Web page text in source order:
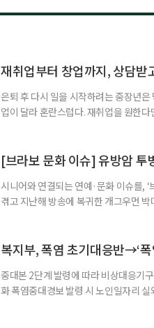
재취업부터 창업까지, 상담받
은퇴 후 다시 일을 시작하려는 중장년
업이 달라 혼란스럽다. 재취업을 원한
준비부터 구직 수당까지 고용노동부 국
업 지원 계획을 세
[브라보 문화 이슈] 유방암 투
시니어와 연결되는 연예·문화 이슈를,
겪고 지난해 방송에 복귀한 개그우먼
까. 오랜 방송 생활 뒤 전해진 투병 소식
복지부, 폭염 초기대응반→‘
중대본 2단계 발령에 따라 비상대응기
화 폭염중대경보 발령 시 노인일자리